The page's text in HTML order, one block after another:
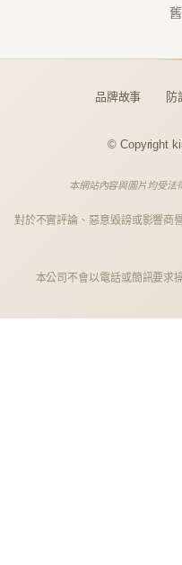
品牌故事 防
© Copyright
本網站內容與圖片均受法
對於不實評論、惡意毀謗或影響商
本公司不會以電話或簡訊要求